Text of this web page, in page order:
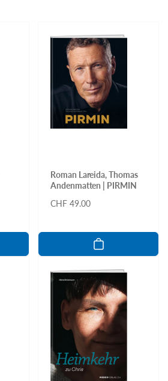
Roman Lareida, Thomas
Andenmatten | PIRMIN
Normaler
CHF 49.00